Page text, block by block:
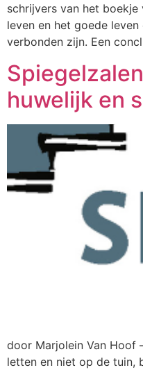
schrijvers van het
leven en het goede
verbonden zijn. Een
huwelijk en
door Marjolein Van Hoof
letten en niet op de tuin,